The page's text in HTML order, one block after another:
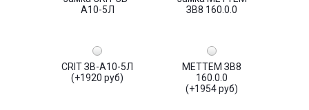
CRIT ЗВ-А10-5Л
(+1920 руб)
МЕТТЕМ ЗВ8
160.0.0
(+1954 руб)